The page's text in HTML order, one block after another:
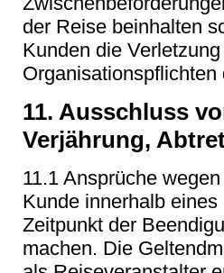
der Reise beinhalten
Kunden die
11. Ausschluss
Verjährung,
11.1 Ansprüche
Kunde innerhalb
Zeitpunkt der
machen. Die